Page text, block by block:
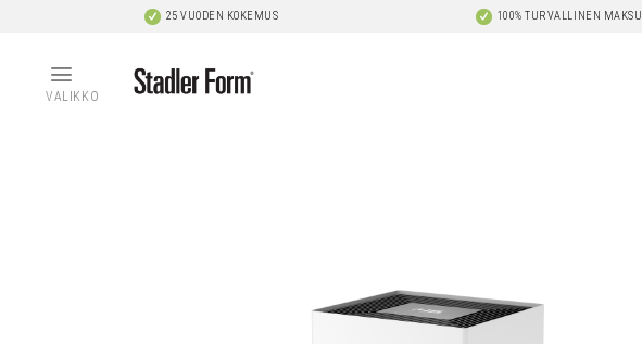
25 VUODEN KOKEMUS 100% TURVALLINEN MAKSU
VALIKKO